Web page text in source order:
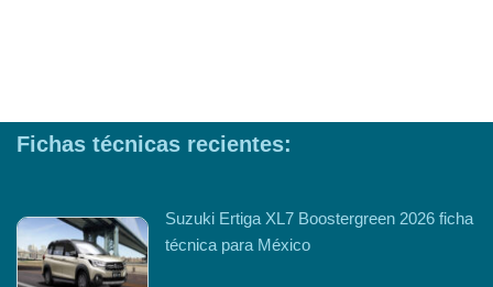
Fichas técnicas recientes:
Suzuki Ertiga XL7 Boostergreen 2026 ficha
técnica para México